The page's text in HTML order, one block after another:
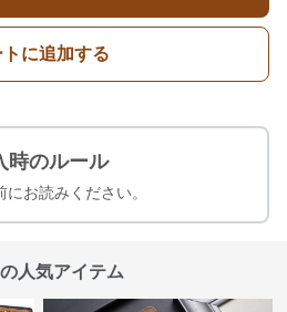
トに追加する
時のルール
にお読みください。
人気アイテム